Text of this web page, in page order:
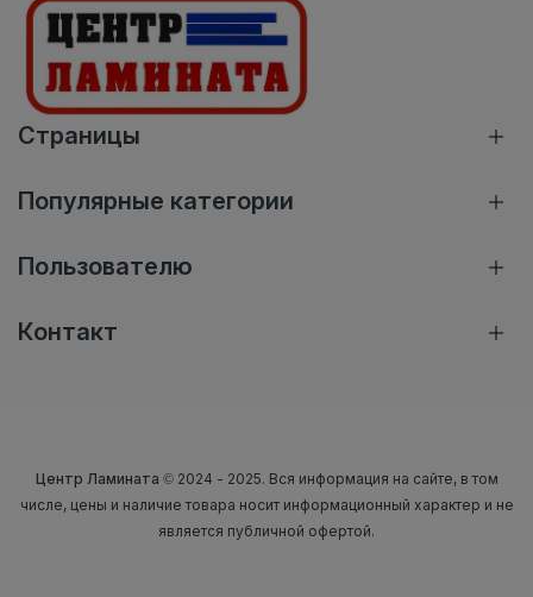
Страницы
Популярные категории
Пользователю
Контакт
Центр Ламината © 2024 - 2025. Вся информация на сайте, в том
числе, цены и наличие товара носит информационный характер и не
является публичной офертой.